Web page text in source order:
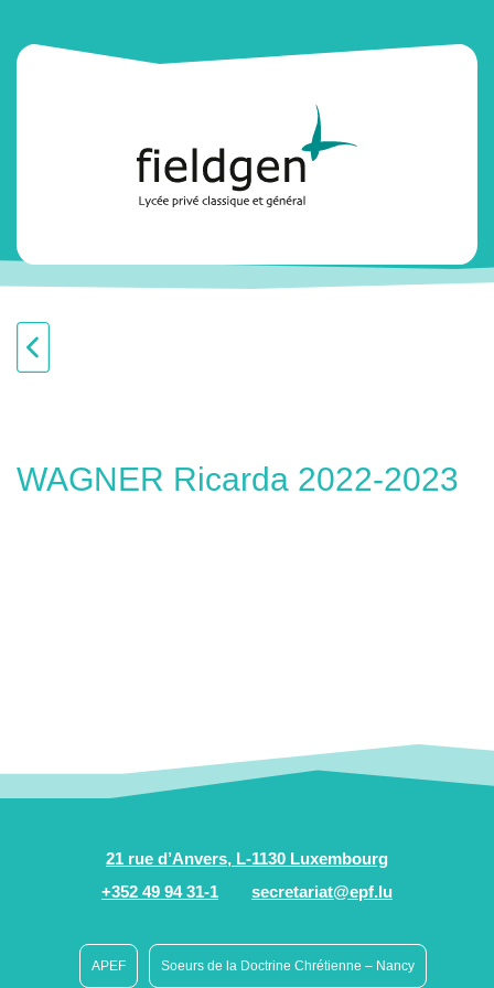
WAGNER Ricarda 2022-2023
21 rue d’Anvers, L-1130 Luxembourg
+352 49 94 31-1
secretariat@epf.lu
APEF Soeurs de la Doctrine Chrétienne – Nancy